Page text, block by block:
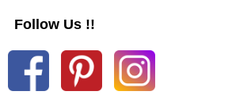
Follow Us !!